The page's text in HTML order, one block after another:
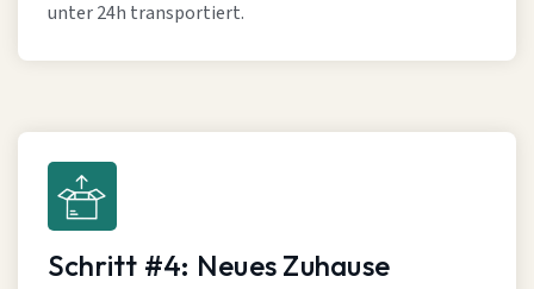
unter 24h transportiert.
Schritt #4: Neues Zuhause